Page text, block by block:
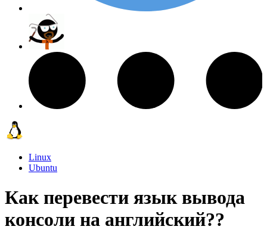
Linux
Ubuntu
Как перевести язык вывода
консоли на английский??